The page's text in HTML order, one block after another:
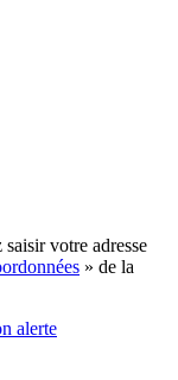
votre adresse
» de la
alerte